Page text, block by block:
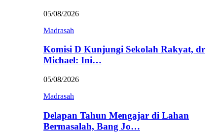
05/08/2026
Madrasah
Komisi D Kunjungi Sekolah Rakyat, dr
Michael: Ini…
05/08/2026
Madrasah
Delapan Tahun Mengajar di Lahan
Bermasalah, Bang Jo…